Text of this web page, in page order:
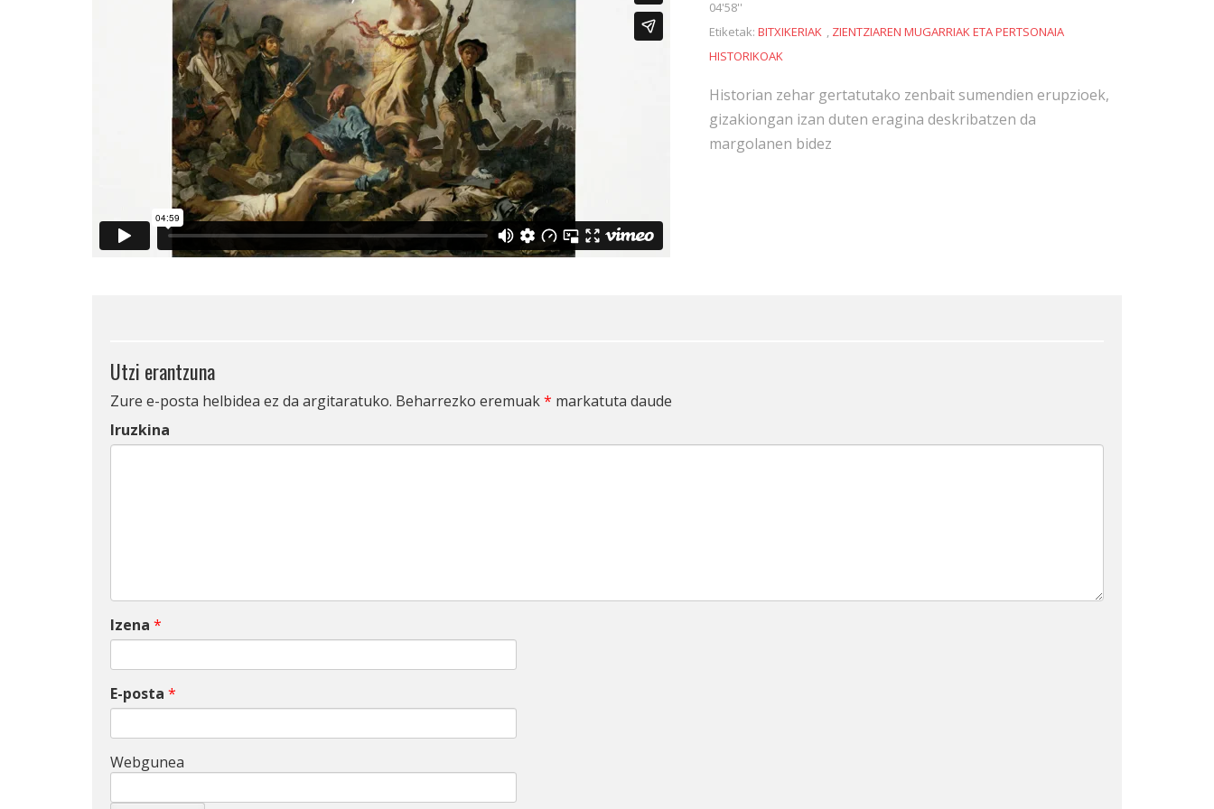
04'58''
Etiketak: BITXIKERIAK , ZIENTZIAREN MUGARRIAK ETA PERTSONAIA
HISTORIKOAK
Historian zehar gertatutako zenbait sumendien erupzioek,
gizakiongan izan duten eragina deskribatzen da
margolanen bidez
Utzi erantzuna
Zure e-posta helbidea ez da argitaratuko. Beharrezko eremuak* markatuta daude
Iruzkina
Izena *
E-posta *
Webgunea